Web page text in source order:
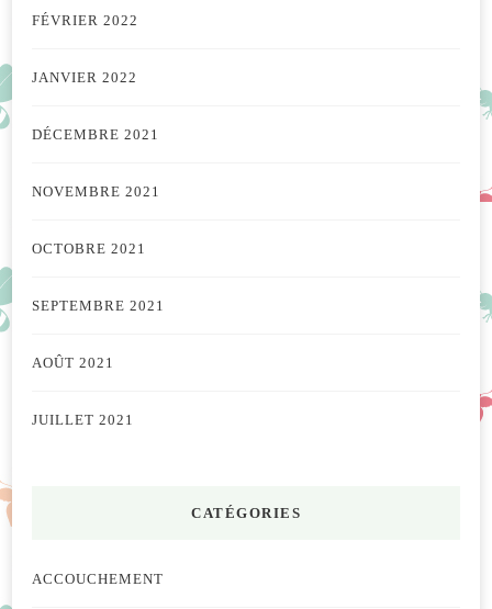
FÉVRIER 2022
JANVIER 2022
DÉCEMBRE 2021
NOVEMBRE 2021
OCTOBRE 2021
SEPTEMBRE 2021
AOÛT 2021
JUILLET 2021
CATÉGORIES
ACCOUCHEMENT